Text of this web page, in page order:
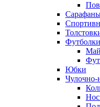
Юбки
Чулочно-